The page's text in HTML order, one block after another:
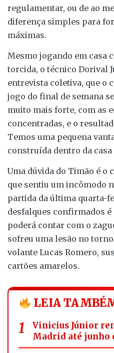
regulamentar, ou de ao
diferença simples para
máximas.
Mesmo jogando em casa
torcida, o técnico Dorival
entrevista coletiva, que o
jogo do final de semana
muito mais forte, com as
concentradas, e o
Temos uma pequena
construída dentro da casa
Uma dúvida do Timão é o
que sentiu um incômodo
partida da última quarta-
desfalques confirmados é
poderá contar com o
sofreu uma lesão no
volante Lucas Romero,
cartões amarelos.
LEIA
Vinicius Júnior
Madrid até junho